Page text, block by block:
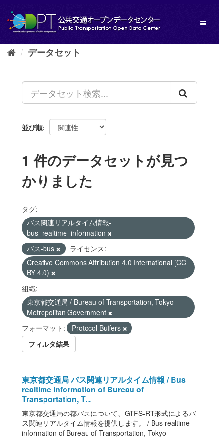
し
データセット
並び順
1 件のデータセットが見つ
かりました
タグ:
バス関連リアルタイム情報-
bus_realtime_information
バス-bus
ライセンス:
Creative Commons Attribution 4.0 International (CC
BY 4.0)
組織:
東京都交通局 / Bureau of Transportation, Tokyo
Metropolitan Government
フォーマット:
Protocol Buffers
フィルタ結果
東京都交通局 バス関連リアルタイム情報 / Bus
realtime information of Bureau of
Transportation, T...
東京都交通局の都バスについて、GTFS-RT形式によるバ
ス関連リアルタイム情報を提供します。 / Bus realtime
information of Bureau of Transportation, Tokyo